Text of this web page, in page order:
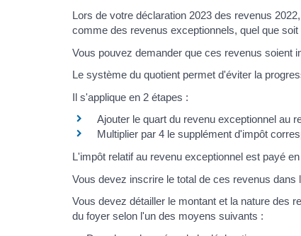
Lors de votre déclaration 2023 des revenus
comme des revenus exceptionnels, quel que soit
Vous pouvez demander que ces revenus soient
Le système du quotient permet d'éviter la
Il s'applique en 2 étapes :
Ajouter le quart du revenu exceptionnel au
Multiplier par 4 le supplément d'impôt
L'impôt relatif au revenu exceptionnel est payé
Vous devez inscrire le total de ces revenus dans
Vous devez détailler le montant et la nature des
du foyer selon l'un des moyens suivants :